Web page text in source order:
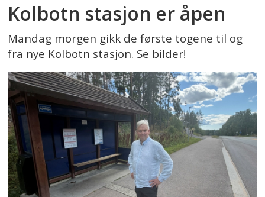
Kolbotn stasjon er åpen
Mandag morgen gikk de første togene til og
fra nye Kolbotn stasjon. Se bilder!